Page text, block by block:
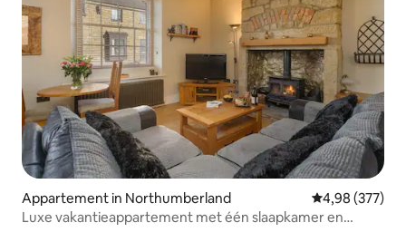
Appartement in Northumberland Gemiddelde
4,98 (377)
Luxe vakantieappartement met één slaapkamer en